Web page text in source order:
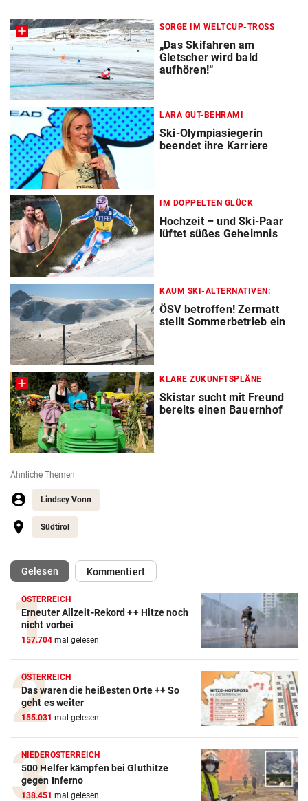
SORGE IM WELTCUP-TROSS
„Das Skifahren am
Gletscher wird bald
aufhören!“
LARA GUT-BEHRAMI
Ski-Olympiasiegerin
beendet ihre Karriere
IM DOPPELTEN GLÜCK
Hochzeit – und Ski-Paar
lüftet süßes Geheimnis
KAUM SKI-ALTERNATIVEN:
ÖSV betroffen! Zermatt
stellt Sommerbetrieb ein
KLARE ZUKUNFTSPLÄNE
Skistar sucht mit Freund
bereits einen Bauernhof
Ähnliche Themen
Lindsey Vonn
Südtirol
Gelesen(ausgewählt)Kommentiert
ÖSTERREICH
Erneuter Allzeit-Rekord ++ Hitze noch
nicht vorbei
157.704 mal gelesen
ÖSTERREICH
Das waren die heißesten Orte ++ So
geht es weiter
155.031 mal gelesen
NIEDERÖSTERREICH
500 Helfer kämpfen bei Gluthitze
gegen Inferno
138.451 mal gelesen
Action-Cam Vergleich
ZUM VERGLEICH
Crosstrainer Vergleich
ZUM VERGLEICH
E-Bike Vergleich
ZUM VERGLEICH
Elektro-Scooter Vergleich
ZUM VERGLEICH